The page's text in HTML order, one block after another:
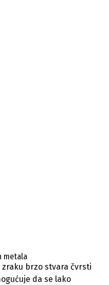
metala
zraku brzo stvara čvrsti
da se lako